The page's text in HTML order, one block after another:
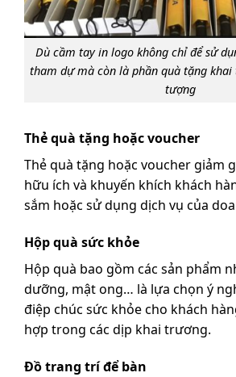
Dù cầm tay in logo không chỉ để sử
tham dự mà còn là phần quà tặng
tượng
Thẻ quà tặng hoặc voucher
Thẻ quà tặng hoặc voucher giảm
hữu ích và khuyến khích khách
sắm hoặc sử dụng dịch vụ của
Hộp quà sức khỏe
Hộp quà bao gồm các sản phẩm
dưỡng, mật ong… là lựa chọn ý
điệp chúc sức khỏe cho khách
hợp trong các dịp khai trương.
Đồ trang trí để bàn